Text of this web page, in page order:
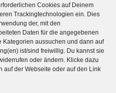
Cookies auf Deinem
Trackingtechnologien ein. Dies
der, mit den
Daten für die angegebenen
Kategorien aussuchen und dann auf
ist/sind freiwillig. Du kannst sie
oder ändern. Klicke dazu
auf der Webseite oder auf den Link
Boulderwelt